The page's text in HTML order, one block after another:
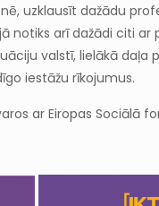
uzklausīt dažādu
arī dažādi citi ar
valstī, lielākā
iestāžu rīkojumus.
ar Eiropas Sociālā